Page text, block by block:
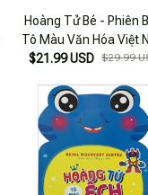
Hoàng Tử Bé - Phiên
Tô Màu Văn Hóa Việt
$21.99 USD
$29.99